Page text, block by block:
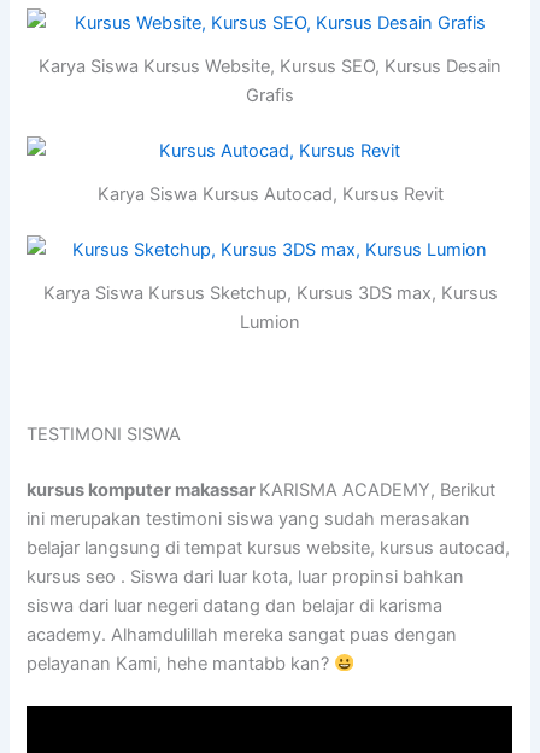
Karya Siswa Kursus Website, Kursus SEO, Kursus Desain
Grafis
Karya Siswa Kursus Autocad, Kursus Revit
Karya Siswa Kursus Sketchup, Kursus 3DS max, Kursus
Lumion
TESTIMONI SISWA
kursus komputer makassar KARISMA ACADEMY, Berikut
ini merupakan testimoni siswa yang sudah merasakan
belajar langsung di tempat kursus website, kursus autocad,
kursus seo . Siswa dari luar kota, luar propinsi bahkan
siswa dari luar negeri datang dan belajar di karisma
academy. Alhamdulillah mereka sangat puas dengan
pelayanan Kami, hehe mantabb kan?